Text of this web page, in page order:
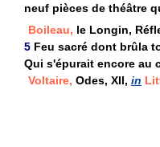
neuf pièces de théâtre
Boileau, le Longin,
5 Feu sacré dont brûla
Qui s'épurait encore au
Voltaire, Odes, XII, in